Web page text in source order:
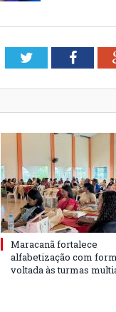
Twitter
Maracanã fortalece
alfabetização com
voltada às turmas